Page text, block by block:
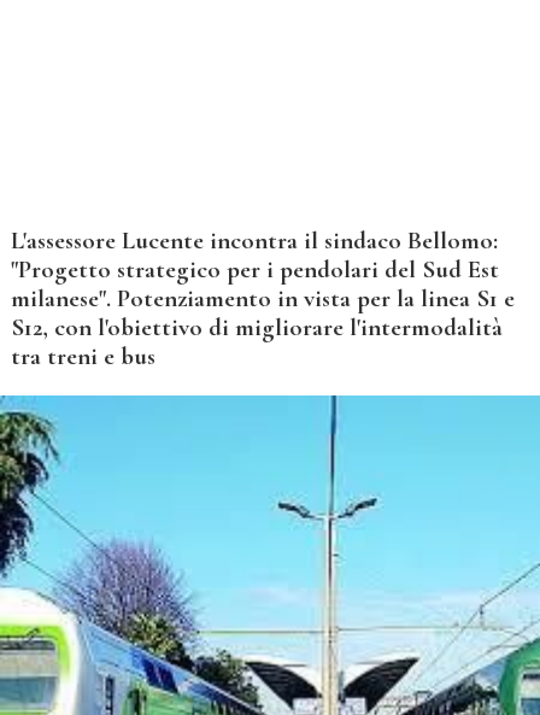
L'assessore Lucente incontra il sindaco Bellomo:
"Progetto strategico per i pendolari del Sud Est
milanese". Potenziamento in vista per la linea S1 e
S12, con l'obiettivo di migliorare l'intermodalità
tra treni e bus